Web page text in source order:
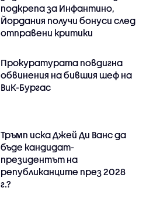
подкрепа за Инфантино,
Йордания получи бонуси след
отправени критики
Прокуратурата повдигна
обвинения на бившия шеф на
ВиК-Бургас
Тръмп иска Джей Ди Ванс да
бъде кандидат-
президентът на
републиканците през 2028
г.?